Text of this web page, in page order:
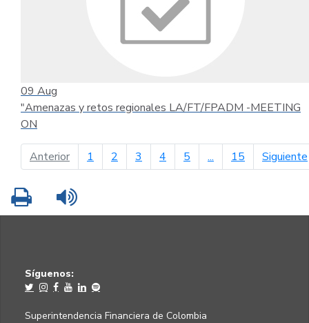
09 Aug
"Amenazas y retos regionales LA/FT/FPADM -MEETING
ON
Anteriorpágina anterior
1 2 3 4 5 ... 15 Siguiente
Imprimir
Síguenos:
Superintendencia Financiera de Colombia